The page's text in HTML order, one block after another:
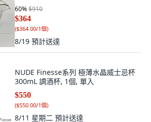
60%$910
$364
($364.00/1個)
8/19 預計送達
NUDE Finesse系列 極薄水晶威士忌杯
300mL 調酒杯, 1個, 單入
$550
($550.00/1個)
8/11 星期二 預計送達